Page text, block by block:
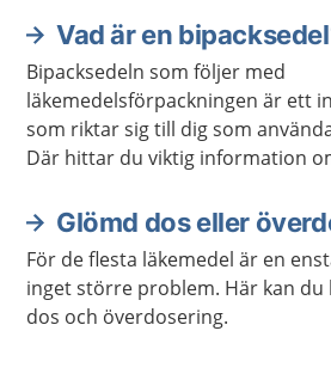
Vad är en
Bipacksedeln som följer med
läkemedelsförpackningen är ett
som riktar sig till dig som
Där hittar du viktig information
om bipacksedlar.
Glömd dos eller
För de flesta läkemedel är en
inget större problem. Här kan du
dos och överdosering.